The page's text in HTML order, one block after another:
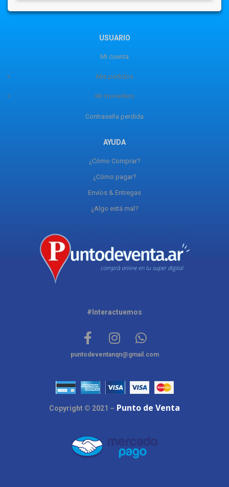
USUARIO
Mi cuenta
Mis pedidos
Mi monedero
Contraseña perdida
AYUDA
¿Cómo Comprar?
¿Cómo pagar?
Envíos & Entregas
¿Algo está mal?
#Interactuemos
puntodeventanqn@gmail.com
Copyright © 2021 – Punto de Venta